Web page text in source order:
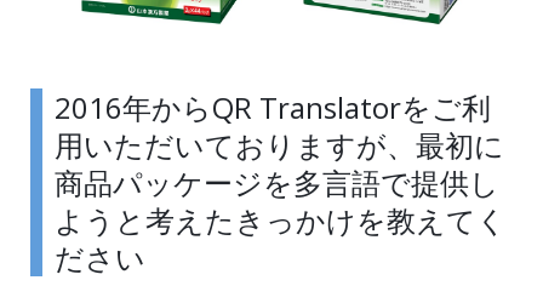
2016年からQR Translatorをご利
用いただいておりますが、最初に
商品パッケージを多言語で提供し
ようと考えたきっかけを教えてく
ださい